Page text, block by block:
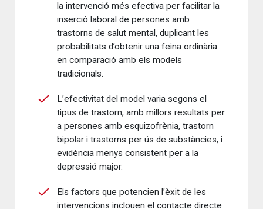
la intervenció més efectiva per facilitar la
inserció laboral de persones amb
trastorns de salut mental, duplicant les
probabilitats d’obtenir una feina ordinària
en comparació amb els models
tradicionals.
L’efectivitat del model varia segons el
tipus de trastorn, amb millors resultats per
a persones amb esquizofrènia, trastorn
bipolar i trastorns per ús de substàncies, i
evidència menys consistent per a la
depressió major.
Els factors que potencien l’èxit de les
intervencions inclouen el contacte directe